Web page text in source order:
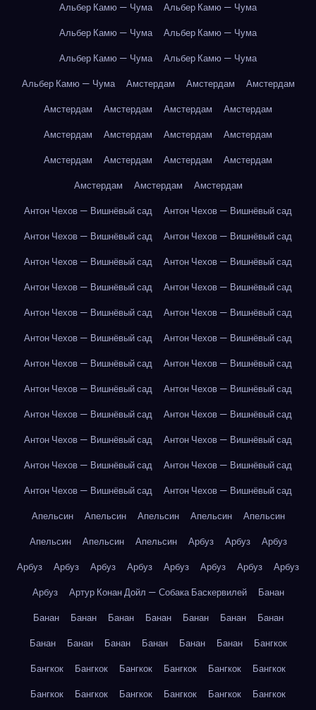
Альбер Камю — Чума
Альбер Камю — Чума
Альбер Камю — Чума
Альбер Камю — Чума
Альбер Камю — Чума
Альбер Камю — Чума
Альбер Камю — Чума
Амстердам Амстердам
Амстердам
Амстердам
Амстердам Амстердам
Амстердам
Амстердам
Амстердам Амстердам
Амстердам
Амстердам
Амстердам Амстердам
Амстердам
Амстердам
Амстердам
Амстердам
Антон Чехов — Вишнёвый сад
Антон Чехов — Вишнёвый сад
Антон Чехов — Вишнёвый сад
Антон Чехов — Вишнёвый сад
Антон Чехов — Вишнёвый сад
Антон Чехов — Вишнёвый сад
Антон Чехов — Вишнёвый сад
Антон Чехов — Вишнёвый сад
Антон Чехов — Вишнёвый сад
Антон Чехов — Вишнёвый сад
Антон Чехов — Вишнёвый сад
Антон Чехов — Вишнёвый сад
Антон Чехов — Вишнёвый сад
Антон Чехов — Вишнёвый сад
Антон Чехов — Вишнёвый сад
Антон Чехов — Вишнёвый сад
Антон Чехов — Вишнёвый сад
Антон Чехов — Вишнёвый сад
Антон Чехов — Вишнёвый сад
Антон Чехов — Вишнёвый сад
Антон Чехов — Вишнёвый сад
Антон Чехов — Вишнёвый сад
Антон Чехов — Вишнёвый сад
Антон Чехов — Вишнёвый сад
Апельсин
Апельсин Апельсин Апельсин
Апельсин
Апельсин
Апельсин Апельсин Арбуз Арбуз
Арбуз
Арбуз
Арбуз Арбуз Арбуз Арбуз Арбуз Арбуз
Арбуз
Арбуз
Артур Конан Дойл — Собака Баскервилей
Банан
Банан
Банан Банан Банан Банан Банан
Банан
Банан
Банан Банан Банан Банан Банан
Бангкок
Бангкок
Бангкок Бангкок Бангкок Бангкок
Бангкок
Бангкок
Бангкок Бангкок Бангкок Бангкок Бангкок